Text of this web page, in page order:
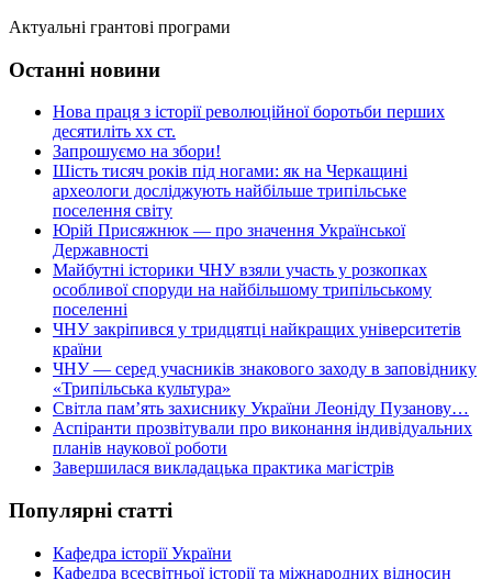
Актуальні грантові програми
Останні новини
Нова праця з історії революційної боротьби перших
десятиліть хх ст.
Запрошуємо на збори!
Шість тисяч років під ногами: як на Черкащині
археологи досліджують найбільше трипільське
поселення світу
Юрій Присяжнюк — про значення Української
Державності
Майбутні історики ЧНУ взяли участь у розкопках
особливої споруди на найбільшому трипільському
поселенні
ЧНУ закріпився у тридцятці найкращих університетів
країни
ЧНУ — серед учасників знакового заходу в заповіднику
«Трипільська культура»
Світла пам’ять захиснику України Леоніду Пузанову…
Аспіранти прозвітували про виконання індивідуальних
планів наукової роботи
Завершилася викладацька практика магістрів
Популярні статті
Кафедра історії України
Кафедра всесвітньої історії та міжнародних відносин